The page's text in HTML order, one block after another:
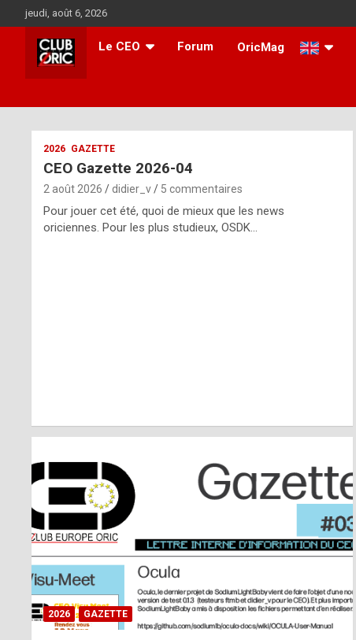
au
contenu
jeudi, août 6, 2026
Le CEO Forum OricMag
ff
2026 GAZETTE
CEO Gazette 2026-04
2 août 2026 didier_v 5 commentaires
Pour jouer cet été, quoi de mieux que les news
oriciennes. Pour les plus studieux, OSDK…
2026 GAZETTE